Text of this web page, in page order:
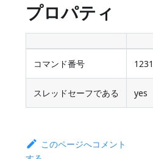
プロパティ
コマンド番号 1231
スレッドセーフである yes
このページへコメント